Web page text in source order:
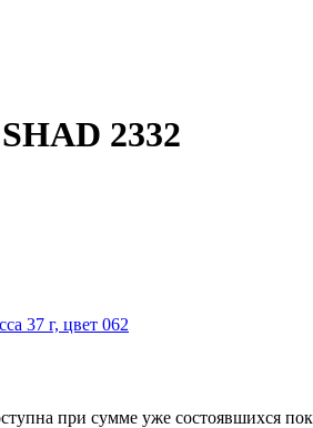
2332
37 г, цвет 062
при сумме уже состоявшихся